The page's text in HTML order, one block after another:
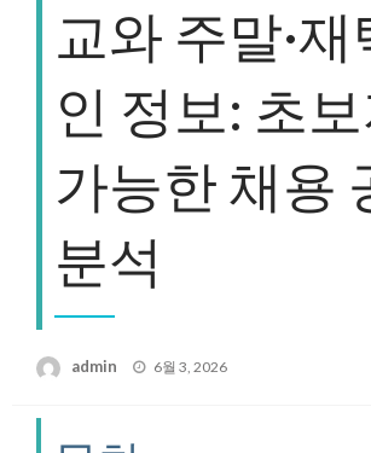
교와 주말·재
인 정보: 초
가능한 채용
분석
admin
Posted
6월 3, 2026